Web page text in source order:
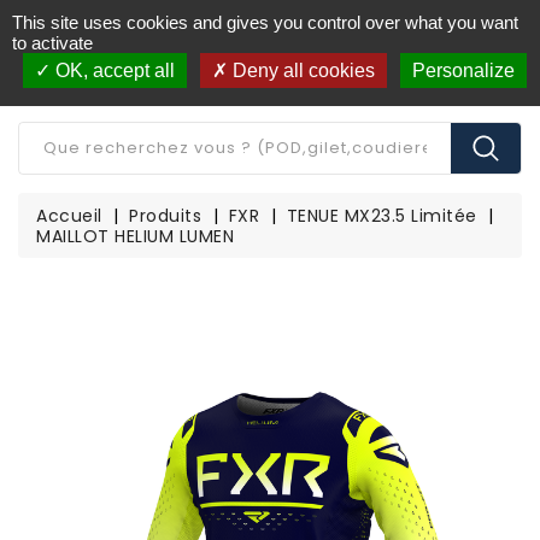
Livraison offerte à partir de 250€ d'achat (*)
CATÉGORIE
Accueil Produits FXR
TENUE MX23.5 Limitée
MAILLOT HELIUM LUMEN
This site uses cookies and gives you control over what you want
to activate
OK, accept all
Deny all cookies Personalize